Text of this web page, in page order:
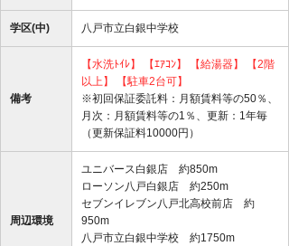
学区(中) 八戸市立白銀中学校
備考
【水洗ﾄｲﾚ】 【ｴｱｺﾝ】 【給湯器】
【2階
以上】
【駐車2台可】
※初回保証委託料：月額賃料等の50％、
月次：月額賃料等の1％、更新：1年毎
（更新保証料10000円）
周辺環境
ユニバース白銀店 約850m
ローソン八戸白銀店 約250m
セブンイレブン八戸北高校前店 約
950m
八戸市立白銀中学校 約1750m